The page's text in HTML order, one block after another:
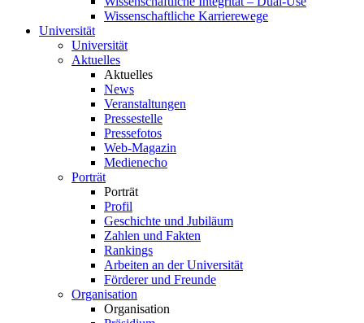
Wissenschaftliche Karrierewege
Universität
Universität
Aktuelles
Aktuelles
News
Veranstaltungen
Pressestelle
Pressefotos
Web-Magazin
Medienecho
Porträt
Porträt
Profil
Geschichte und Jubiläum
Zahlen und Fakten
Rankings
Arbeiten an der Universität
Förderer und Freunde
Organisation
Organisation